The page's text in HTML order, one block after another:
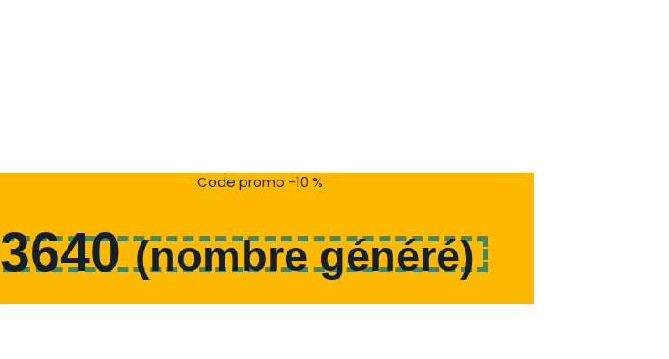
Code promo -10 %
3640(nombre généré)